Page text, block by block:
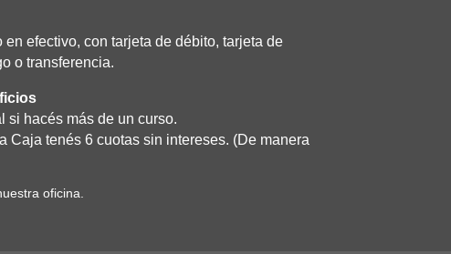
en efectivo, con tarjeta de débito, tarjeta de
o transferencia.
si hacés más de un curso.
Caja tenés 6 cuotas sin intereses. (De manera
oficina.